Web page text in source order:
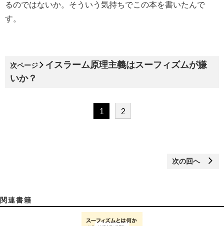
るのではないか。そういう気持ちでこの本を書いたんで
す。
次ページ
イスラーム原理主義はスーフィズムが嫌
いか？
1 2
次の回へ
関連書籍